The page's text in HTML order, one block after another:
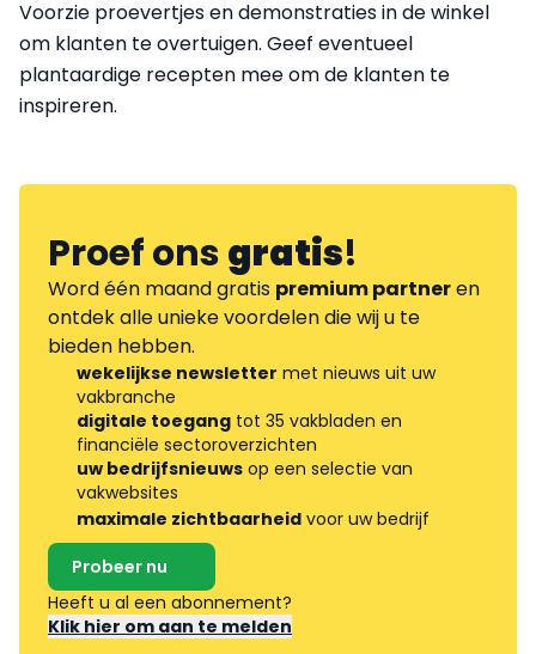
Voorzie proevertjes en demonstraties in de winkel
om klanten te overtuigen. Geef eventueel
plantaardige recepten mee om de klanten te
inspireren.
Proef onsgratis!
Word één maand gratis premium partneren
ontdek alle unieke voordelen die wij u te
bieden hebben.
wekelijkse newsletter met nieuws uit uw
vakbranche
digitale toegang tot 35 vakbladen en
financiële sectoroverzichten
uw bedrijfsnieuws op een selectie van
vakwebsites
maximale zichtbaarheid voor uw bedrijf
Probeer nu
Heeft u al een abonnement?
Klik hier om aan te melden